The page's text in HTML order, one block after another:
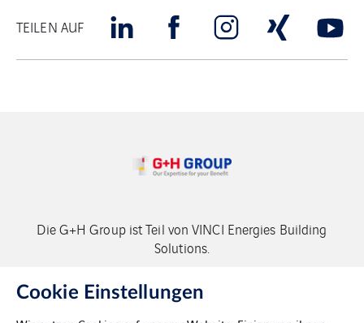
TEILEN AUF
Die G+H Group ist Teil von VINCI Energies Building
Solutions.
Copyright G+H Group
Cookie Einstellungen